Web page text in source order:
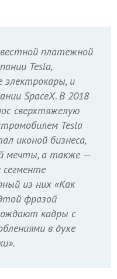
платежной
Tesla,
электрокары, и
SpaceX. В 2018
сверхтяжелую
Tesla
иконой бизнеса,
мечты, а также —
сегменте
из них «Как
фразой
кадры с
в духе